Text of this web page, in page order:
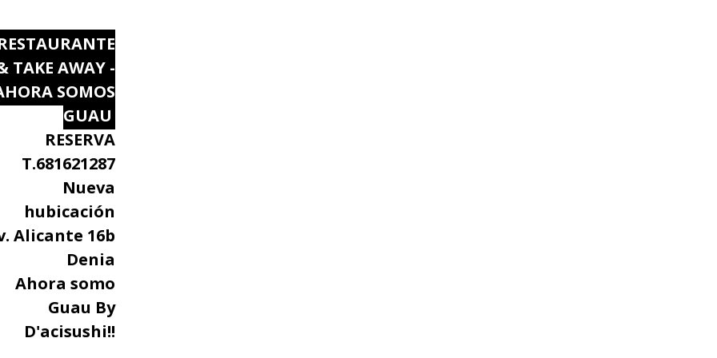
TAKE AWAY -
SOMOS
GUAU
RESERVA
T.681621287
Nueva
hubicación
Alicante 16b
Denia
Ahora somo
Guau By
D'acisushi!!